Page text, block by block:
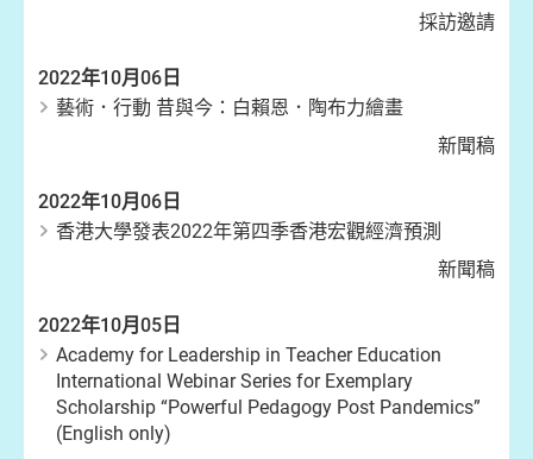
採訪邀請
2022年10月06日
藝術．行動 昔與今：白賴恩．陶布力繪畫
新聞稿
2022年10月06日
香港大學發表2022年第四季香港宏觀經濟預測
新聞稿
2022年10月05日
Academy for Leadership in Teacher Education
International Webinar Series for Exemplary
Scholarship “Powerful Pedagogy Post Pandemics”
(English only)